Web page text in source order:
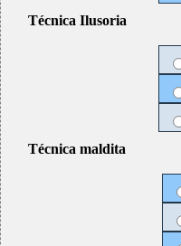
Técnica Ilusoria
Técnica maldita